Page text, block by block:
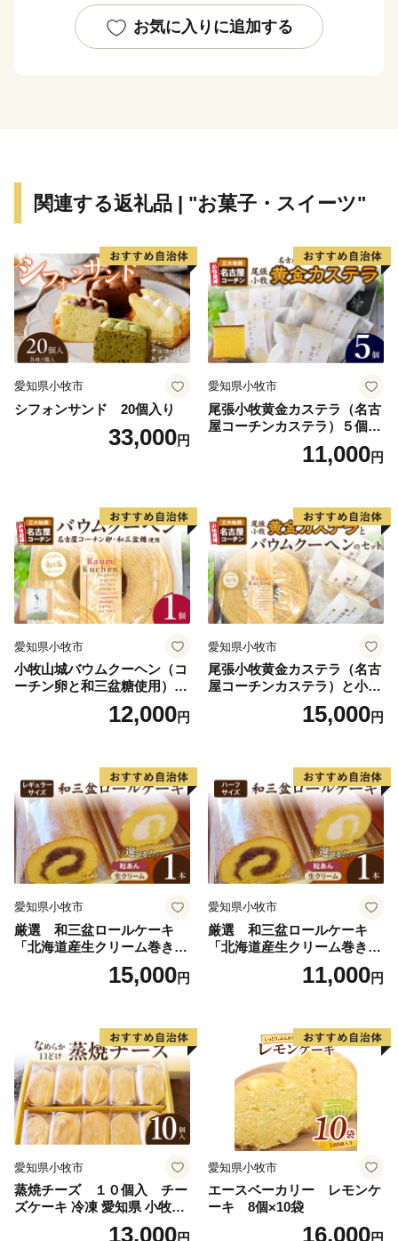
お気に入りに追加する
関連する返礼品 | "お菓子・スイーツ"
愛知県小牧市
シフォンサンド 20個入り
33,000円
愛知県小牧市
尾張小牧黄金カステラ（名古
屋コーチンカステラ）５個入
名古屋コーチン カステラ ザ
ラメ 常温 愛知県 小牧市 アン
11,000円
愛知県小牧市
小牧山城バウムクーヘン（コ
ーチン卵と和三盆糖使用）
名古屋コーチン バームクー
ヘン 和三盆 小牧銘菓 バウム
12,000円
愛知県小牧市
尾張小牧黄金カステラ（名古
屋コーチンカステラ）と小牧
山城バウムクーヘン（コーチ
ン卵と和三盆糖使用）のセッ
三盆 小牧銘菓 バウムクーヘ
ン 常温 愛知県 小牧市 アンプ
チベアやぐま
15,000円
愛知県小牧市
厳選 和三盆ロールケーキ
「北海道産生クリーム巻き」
または「北海道産粒あん巻
き」（サイズ：レギュラー）
凍 愛知県 小牧市 アンプチベ
アやぐま
15,000円
愛知県小牧市
厳選 和三盆ロールケーキ
「北海道産生クリーム巻き」
または「北海道産粒あん巻
き」（サイズ：ハーフ） 和
知県 小牧市 アンプチベアや
11,000円
愛知県小牧市
蒸焼チーズ １０個入 チー
ズケーキ 冷凍 愛知県 小牧市
アンプチベアやぐま13,000
愛知県小牧市
エースベーカリー レモンケ
ーキ 8個×10袋
16,000